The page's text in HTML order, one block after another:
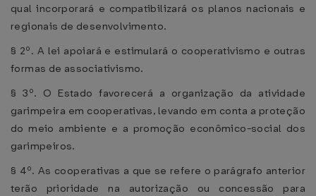
qual incorporará e compatibilizará os planos nacionais e
regionais de desenvolvimento.
§ 2º. A lei apoiará e estimulará o cooperativismo e outras
formas de associativismo.
§ 3º. O Estado favorecerá a organização da atividade
garimpeira em cooperativas, levando em conta a proteção
do meio ambiente e a promoção econômico-social dos
garimpeiros.
§ 4º. As cooperativas a que se refere o parágrafo anterior
terão prioridade na autorização ou concessão para